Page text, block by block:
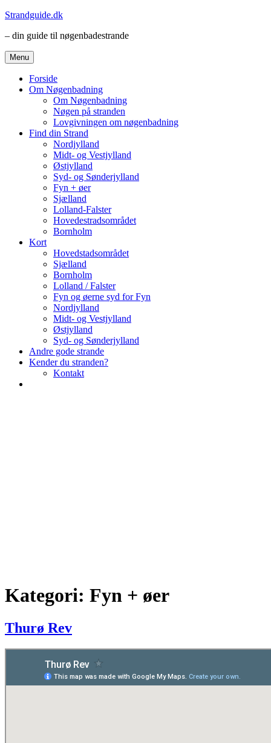
Videre
indhold
Strandguide.dk
– din guide til nøgenbadestrande
Menu
Forside
Om Nøgenbadning
Om Nøgenbadning
Nøgen på stranden
Lovgivningen om nøgenbadning
Find din Strand
Nordjylland
Midt- og Vestjylland
Østjylland
Syd- og Sønderjylland
Fyn + øer
Sjælland
Lolland-Falster
Hovedestradsområdet
Bornholm
Kort
Hovedstadsområdet
Sjælland
Bornholm
Lolland / Falster
Fyn og øerne syd for Fyn
Nordjylland
Midt- og Vestjylland
Østjylland
Syd- og Sønderjylland
Andre gode strande
Kender du stranden?
Kontakt
Kategori: Fyn + øer
Thurø Rev